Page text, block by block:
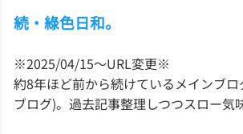
続・綠色日和。
※2025/04/15〜URL変更※
約8年ほど前から続けているメインブ
ブログ)。過去記事整理しつつスロー気